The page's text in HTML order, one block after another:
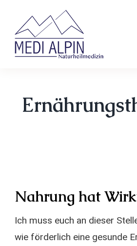
content
Therapien
Nahrung hat
Ich muss euch an dieser
wie förderlich eine gesunde